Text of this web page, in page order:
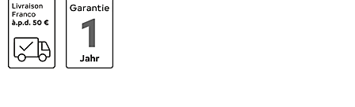
Couleurs
Coloris